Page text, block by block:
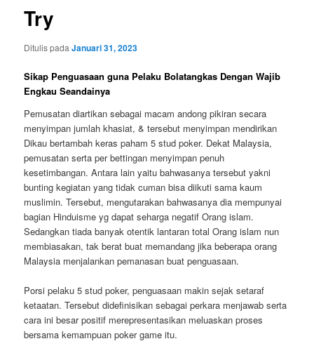
Try
Ditulis padaJanuari 31, 2023
Sikap Penguasaan guna Pelaku Bolatangkas Dengan Wajib
Engkau Seandainya
Pemusatan diartikan sebagai macam andong pikiran secara
menyimpan jumlah khasiat, & tersebut menyimpan mendirikan
Dikau bertambah keras paham 5 stud poker. Dekat Malaysia,
pemusatan serta per bettingan menyimpan penuh
kesetimbangan. Antara lain yaitu bahwasanya tersebut yakni
bunting kegiatan yang tidak cuman bisa diikuti sama kaum
muslimin. Tersebut, mengutarakan bahwasanya dia mempunyai
bagian Hinduisme yg dapat seharga negatif Orang islam.
Sedangkan tiada banyak otentik lantaran total Orang islam nun
membiasakan, tak berat buat memandang jika beberapa orang
Malaysia menjalankan pemanasan buat penguasaan.
Porsi pelaku 5 stud poker, penguasaan makin sejak setaraf
ketaatan. Tersebut didefinisikan sebagai perkara menjawab serta
cara ini besar positif merepresentasikan meluaskan proses
bersama kemampuan poker game itu.